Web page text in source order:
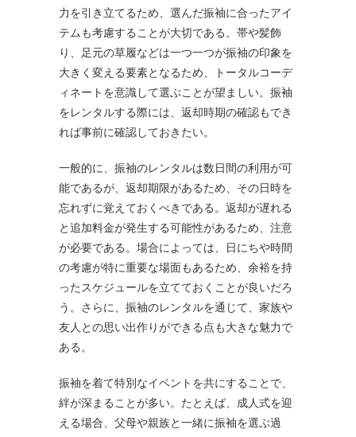
力を引き立てるため、選んだ振袖に合ったアイ
テムも考慮することが大切である。帯や髪飾
り、足元の草履などは一つ一つが振袖の印象を
大きく変える要素となるため、トータルコーデ
ィネートを意識して選ぶことが望ましい。振袖
をレンタルする際には、返却時期の確認もでき
れば事前に確認しておきたい。
一般的に、振袖のレンタルは数日間の利用が可
能であるが、返却期限があるため、その日時を
忘れずに覚えておくべきである。返却が遅れる
と追加料金が発生する可能性があるため、注意
が必要である。場合によっては、日にちや時間
の考慮が特に重要な場面もあるため、余裕を持
ったスケジュールを立てておくことが良いだろ
う。さらに、振袖のレンタルを通じて、家族や
友人との思い出作りができる点も大きな魅力で
ある。
振袖を着て特別なイベントを共にすることで、
絆が深まることが多い。たとえば、成人式を迎
える場合、父母や親族と一緒に振袖を選ぶ過